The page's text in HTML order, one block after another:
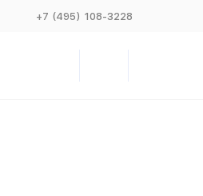
+7 (495) 108-3228